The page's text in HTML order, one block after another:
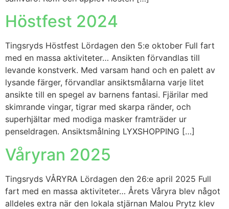
Höstfest 2024
Tingsryds Höstfest Lördagen den 5:e oktober Full fart
med en massa aktiviteter… Ansikten förvandlas till
levande konstverk. Med varsam hand och en palett av
lysande färger, förvandlar ansiktsmålarna varje litet
ansikte till en spegel av barnens fantasi. Fjärilar med
skimrande vingar, tigrar med skarpa ränder, och
superhjältar med modiga masker framträder ur
penseldragen. Ansiktsmålning LYXSHOPPING […]
Våryran 2025
Tingsryds VÅRYRA Lördagen den 26:e april 2025 Full
fart med en massa aktiviteter… Årets Våryra blev något
alldeles extra när den lokala stjärnan Malou Prytz klev